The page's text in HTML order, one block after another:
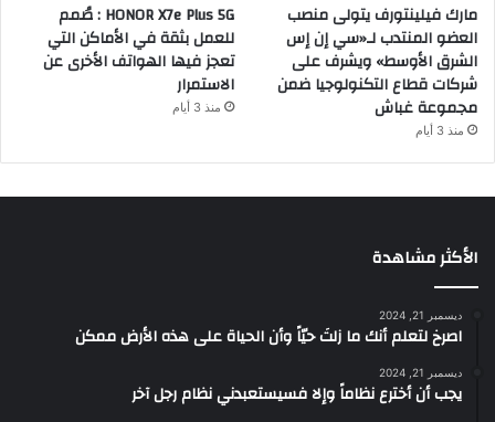
مارك فيلينتورف يتولى منصب
العضو المنتدب لـ«سي إن إس
الشرق الأوسط» ويشرف على
شركات قطاع التكنولوجيا ضمن
مجموعة غباش
منذ 3 أيام
HONOR X7e Plus 5G : صُمم
للعمل بثقة في الأماكن التي
تعجز فيها الهواتف الأخرى عن
الاستمرار
منذ 3 أيام
الأكثر مشاهدة
ديسمبر 21, 2024
‫اصرخ لتعلم أنك ما زلتَ حيّاً وأن الحياة على هذه الأرض ممكن
ديسمبر 21, 2024
يجب أن أخترع نظاماً وإلا فسيستعبدني نظام رجل آخر